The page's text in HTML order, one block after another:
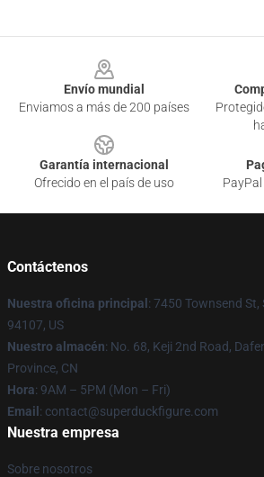
Envío mundial
Enviamos a más de 200 países
Garantía internacional
Ofrecido en el país de uso
Contáctenos
Nuestra oficina principal : 7450 Townsend St,
94107, US
Nuestro almacén: No. 68, Keji 2nd Road,
Province, CN
Hora: 9AM – 5PM (Mon – Fri)
Email : contact@superduckfigure.com
Nuestra empresa
Sobre nosotros